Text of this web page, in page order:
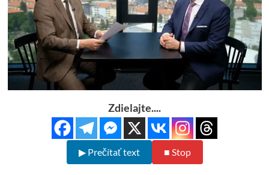
Zdielajte....
▶ Prečítať text ■ Stop